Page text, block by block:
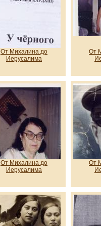
От Михалина до
Иерусалима
От
От Михалина до
Иерусалима
От